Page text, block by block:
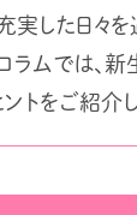
実した日々
ラムでは、
トをご紹介し